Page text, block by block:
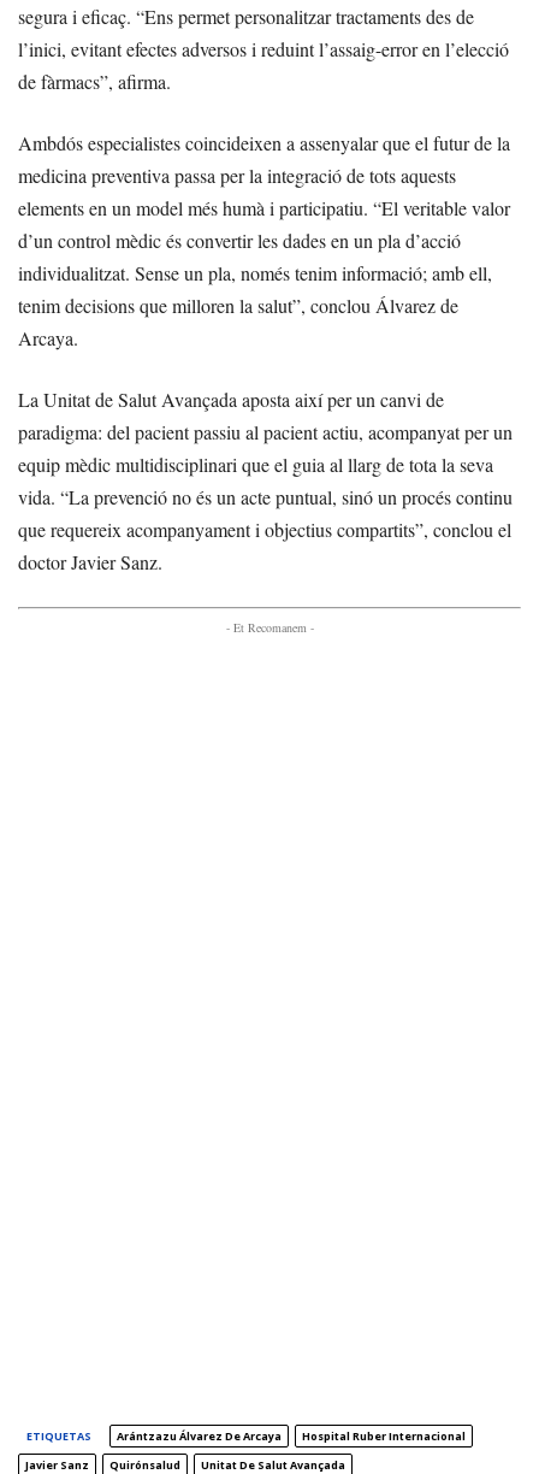
segura i eficaç. “Ens permet personalitzar tractaments des de
l’inici, evitant efectes adversos i reduint l’assaig-error en l’elecció
de fàrmacs”, afirma.
Ambdós especialistes coincideixen a assenyalar que el futur de la
medicina preventiva passa per la integració de tots aquests
elements en un model més humà i participatiu. “El veritable valor
d’un control mèdic és convertir les dades en un pla d’acció
individualitzat. Sense un pla, només tenim informació; amb ell,
tenim decisions que milloren la salut”, conclou Álvarez de
Arcaya.
La Unitat de Salut Avançada aposta així per un canvi de
paradigma: del pacient passiu al pacient actiu, acompanyat per un
equip mèdic multidisciplinari que el guia al llarg de tota la seva
vida. “La prevenció no és un acte puntual, sinó un procés continu
que requereix acompanyament i objectius compartits”, conclou el
doctor Javier Sanz.
- Et Recomanem -
ETIQUETAS Arántzazu Álvarez De Arcaya
Hospital Ruber Internacional
Javier Sanz
Quirónsalud Unitat De Salut Avançada